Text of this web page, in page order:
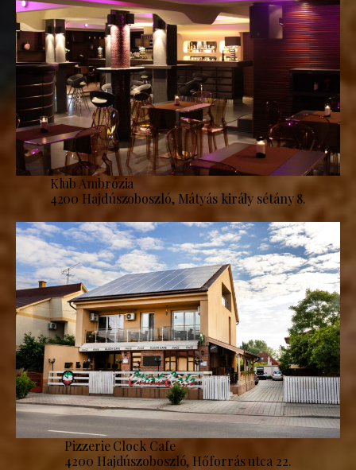
Klub Ambrózia
4200 Hajdúszoboszló, Mátyás király sétány 8.
Pizzerie Clock Cafe
4200 Hajdúszoboszló, Hőforrás utca 22.